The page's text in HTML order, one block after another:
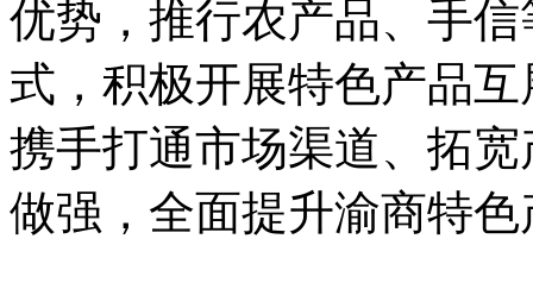
优势，推行农产品、手
式，积极开展特色产品
携手打通市场渠道、拓
做强，全面提升渝商特